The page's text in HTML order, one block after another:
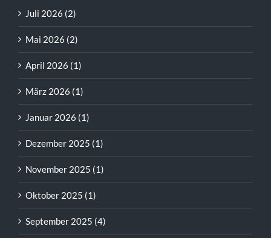
Juli 2026 (2)
Mai 2026 (2)
April 2026 (1)
März 2026 (1)
Januar 2026 (1)
Dezember 2025 (1)
November 2025 (1)
Oktober 2025 (1)
September 2025 (4)